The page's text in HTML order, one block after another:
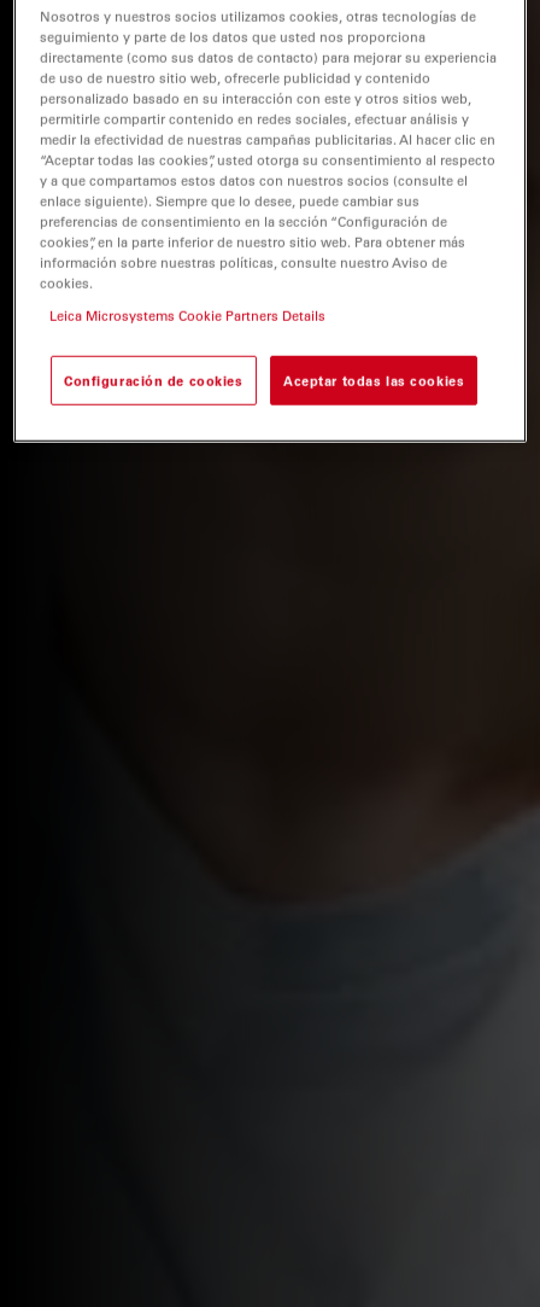
Nosotros y nuestros socios utilizamos cookies, otras tecnologías de
seguimiento y parte de los datos que usted nos proporciona
directamente (como sus datos de contacto) para mejorar su experiencia
de uso de nuestro sitio web, ofrecerle publicidad y contenido
personalizado basado en su interacción con este y otros sitios web,
permitirle compartir contenido en redes sociales, efectuar análisis y
medir la efectividad de nuestras campañas publicitarias. Al hacer clic en
“Aceptar todas las cookies”, usted otorga su consentimiento al respecto
y a que compartamos estos datos con nuestros socios (consulte el
enlace siguiente). Siempre que lo desee, puede cambiar sus
preferencias de consentimiento en la sección “Configuración de
cookies”, en la parte inferior de nuestro sitio web. Para obtener más
información sobre nuestras políticas, consulte nuestro Aviso de
cookies.
Leica Microsystems Cookie Partners Details
Configuración de cookies Aceptar todas las cookies